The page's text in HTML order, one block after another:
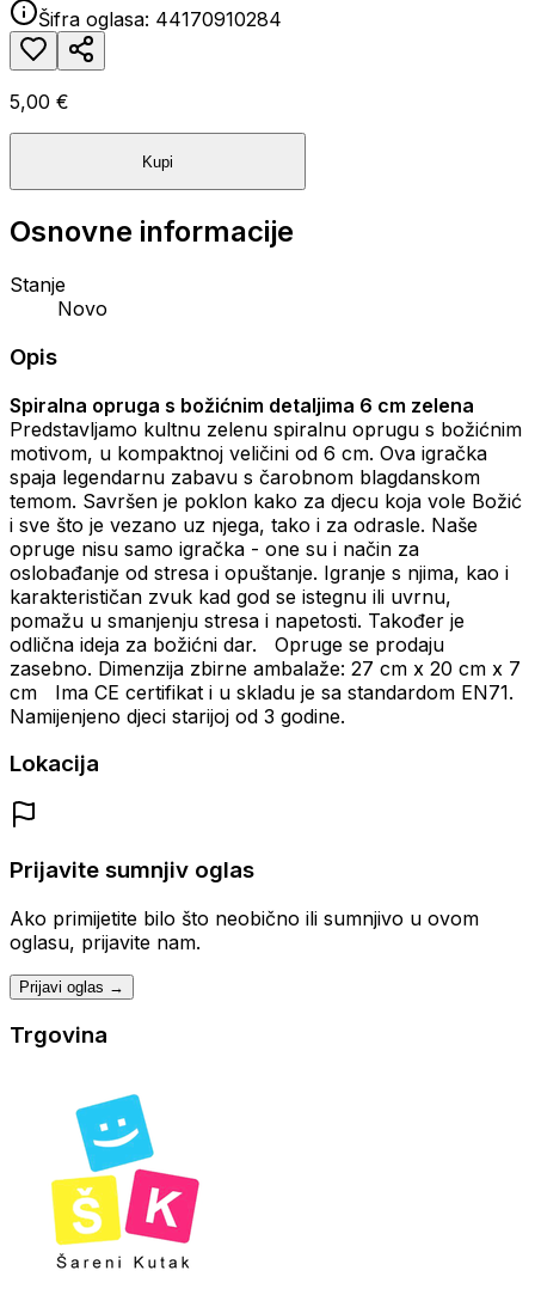
Šifra oglasa: 44170910284
5,00 €
Kupi
Osnovne informacije
Stanje
Novo
Opis
Spiralna opruga s božićnim detaljima 6 cm zelena
Predstavljamo kultnu zelenu spiralnu oprugu s božićnim
motivom, u kompaktnoj veličini od 6 cm. Ova igračka
spaja legendarnu zabavu s čarobnom blagdanskom
temom. Savršen je poklon kako za djecu koja vole Božić
i sve što je vezano uz njega, tako i za odrasle. Naše
opruge nisu samo igračka - one su i način za
oslobađanje od stresa i opuštanje. Igranje s njima, kao i
karakterističan zvuk kad god se istegnu ili uvrnu,
pomažu u smanjenju stresa i napetosti. Također je
odlična ideja za božićni dar. Opruge se prodaju
zasebno. Dimenzija zbirne ambalaže: 27 cm x 20 cm x 7
cm Ima CE certifikat i u skladu je sa standardom EN71.
Namijenjeno djeci starijoj od 3 godine.
Lokacija
Prijavite sumnjiv oglas
Ako primijetite bilo što neobično ili sumnjivo u ovom
oglasu, prijavite nam.
Prijavi oglas →
Trgovina